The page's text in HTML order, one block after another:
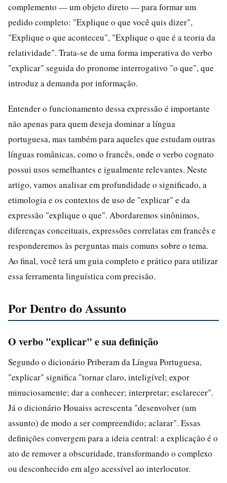
complemento — um objeto direto — para formar um
pedido completo: "Explique o que você quis dizer",
"Explique o que aconteceu", "Explique o que é a teoria da
relatividade". Trata-se de uma forma imperativa do verbo
"explicar" seguida do pronome interrogativo "o que", que
introduz a demanda por informação.
Entender o funcionamento dessa expressão é importante
não apenas para quem deseja dominar a língua
portuguesa, mas também para aqueles que estudam outras
línguas românicas, como o francês, onde o verbo cognato
possui usos semelhantes e igualmente relevantes. Neste
artigo, vamos analisar em profundidade o significado, a
etimologia e os contextos de uso de "explicar" e da
expressão "explique o que". Abordaremos sinônimos,
diferenças conceituais, expressões correlatas em francês e
responderemos às perguntas mais comuns sobre o tema.
Ao final, você terá um guia completo e prático para utilizar
essa ferramenta linguística com precisão.
Por Dentro do Assunto
O verbo "explicar" e sua definição
Segundo o dicionário Priberam da Língua Portuguesa,
"explicar" significa "tornar claro, inteligível; expor
minuciosamente; dar a conhecer; interpretar; esclarecer".
Já o dicionário Houaiss acrescenta "desenvolver (um
assunto) de modo a ser compreendido; aclarar". Essas
definições convergem para a ideia central: a explicação é o
ato de remover a obscuridade, transformando o complexo
ou desconhecido em algo acessível ao interlocutor.